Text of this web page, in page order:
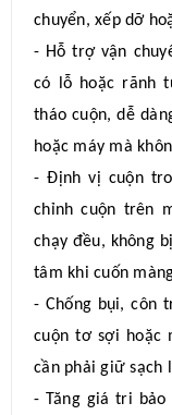
chuyển, xếp dỡ
- Hỗ trợ vận
có lỗ hoặc rãnh
tháo cuộn, dễ
hoặc máy mà
- Định vị cuộn
chỉnh cuộn trên
chạy đều, không
tâm khi cuốn
- Chống bụi, côn
cuộn tơ sợi hoặc
cần phải giữ
- Tăng giá tri bảo